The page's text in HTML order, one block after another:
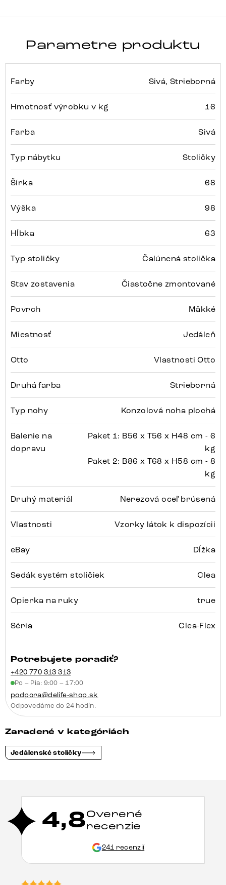
Parametre produktu
Farby Sivá, Strieborná
Hmotnosť výrobku v kg 16
Farba Sivá
Typ nábytku Stoličky
Šírka 68
Výška 98
Hĺbka 63
Typ stoličky Čalúnená stolička
Stav zostavenia Čiastočne zmontované
Povrch Mäkké
Miestnosť Jedáleň
Otto Vlastnosti Otto
Druhá farba Strieborná
Typ nohy Konzolová noha plochá
Balenie na
dopravu
Paket 1: B56 x T56 x H48 cm - 6
kg
Paket 2: B86 x T68 x H58 cm - 8
kg
Druhý materiál Nerezová oceľ brúsená
Vlastnosti Vzorky látok k dispozícii
eBay Dĺžka
Sedák systém stoličiek Clea
Opierka na ruky true
Séria Clea-Flex
Potrebujete poradiť?
+420 770 313 313
Po – Pia: 9:00 – 17:00
podpora@delife-shop.sk
Odpovedáme do 24 hodín.
Zaradené v kategóriách
Jedálenské stoličky
4,8Overené
recenzie
241 recenzií